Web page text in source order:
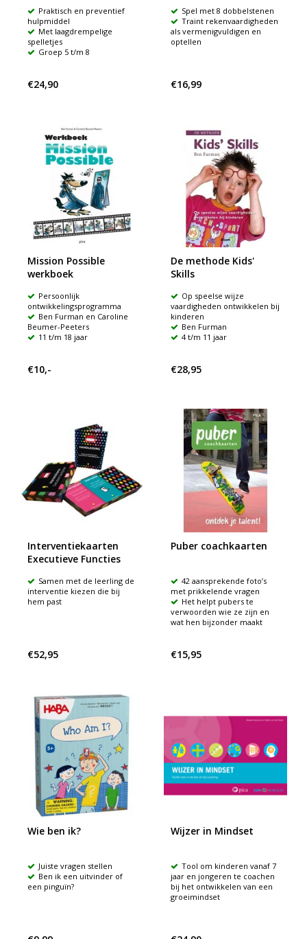
Praktisch en preventief
hulpmiddel
Met laagdrempelige
spelletjes
Groep 5 t/m 8
€24,90
Spel met 8 dobbelstenen
Traint rekenvaardigheden
als vermenigvuldigen en
optellen
€16,99
Mission Possible
werkboek
Persoonlijk
ontwikkelingsprogramma
Ben Furman en Caroline
Beumer-Peeters
11 t/m 18 jaar
€10,-
De methode Kids'
Skills
Op speelse wijze
vaardigheden ontwikkelen bij
kinderen
Ben Furman
4 t/m 11 jaar
€28,95
Interventiekaarten
Executieve Functies
Samen met de leerling de
interventie kiezen die bij
hem past
€52,95
Puber coachkaarten
42 aansprekende foto’s
met prikkelende vragen
Het helpt pubers te
verwoorden wie ze zijn en
wat hen bijzonder maakt
€15,95
Wie ben ik?
Juiste vragen stellen
Ben ik een uitvinder of
een pinguïn?
Wijzer in Mindset
Tool om kinderen vanaf 7
jaar en jongeren te coachen
bij het ontwikkelen van een
groeimindset